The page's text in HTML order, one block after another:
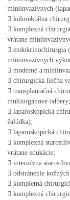
miniinvazívnych
 kolorektálna
 komplexná
vrátane
 endokrinochirurgia
miniinvazívnych
 moderné a
 chirurgická liečba
 transplantačná
multiorgánové odbery;
 laparoskopická
žalúdka);
 laparoskopická
 komplexná
vrátane edukácie;
 intenzívna
 odstránenie
 kompletná
 komplexná